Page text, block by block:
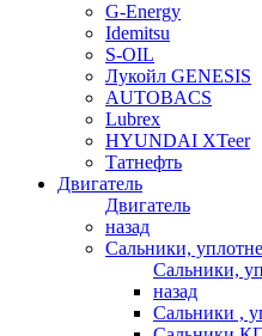
G-Energy
Idemitsu
S-OIL
Лукойл GENESIS
AUTOBACS
Lubrex
HYUNDAI XTeer
Татнефть
Двигатель
Двигатель
назад
Сальники,
Сальники,
назад
Сальники ,